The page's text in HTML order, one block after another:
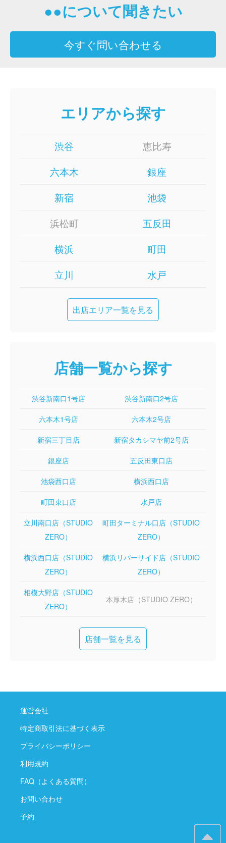
●●について聞きたい
今すぐ問い合わせる
エリアから探す
渋谷
恵比寿
六本木
銀座
新宿
池袋
浜松町
五反田
横浜
町田
立川
水戸
出店エリア一覧を見る
店舗一覧から探す
渋谷新南口1号店 渋谷新南口2号店
六本木1号店 六本木2号店
新宿三丁目店 新宿タカシマヤ前2号店
銀座店 五反田東口店
池袋西口店 横浜西口店
町田東口店 水戸店
立川南口店（STUDIO
ZERO）
町田ターミナル口店（STUDIO
ZERO）
横浜西口店（STUDIO
ZERO）
横浜リバーサイド店（STUDIO
ZERO）
相模大野店（STUDIO
ZERO）
本厚木店（STUDIO ZERO）
店舗一覧を見る
運営会社
特定商取引法に基づく表示
プライバシーポリシー
利用規約
FAQ（よくある質問）
お問い合わせ
予約